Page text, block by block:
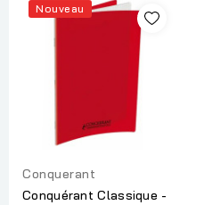
Nouveau
Conquerant
Conquérant Classique -